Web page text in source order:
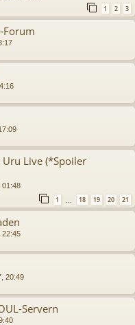
1 2 3
Forum
Live (*Spoiler
01:48
1 18 19 20 21
22:45
20:49
Servern